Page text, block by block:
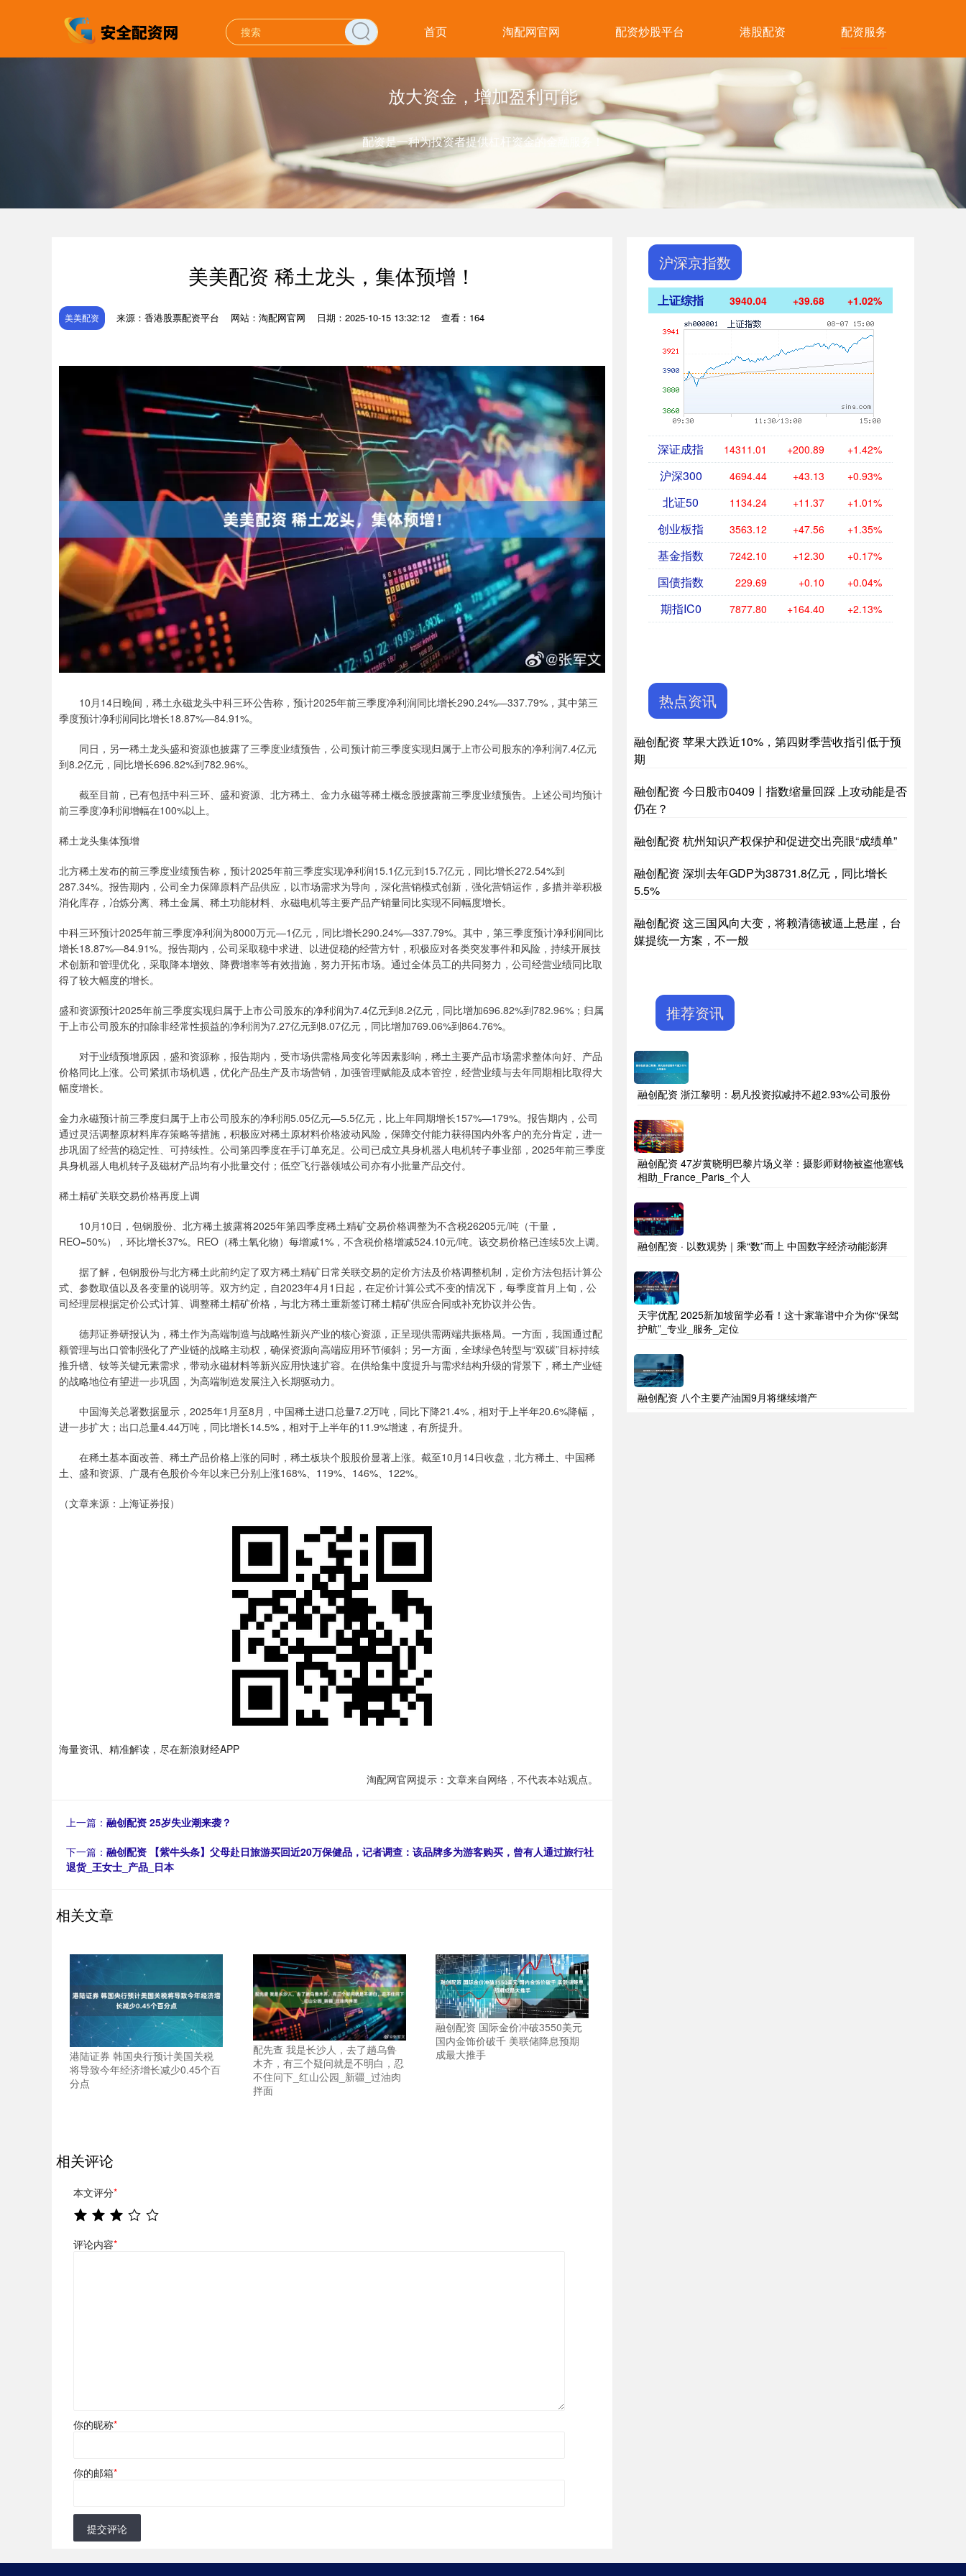
首页 淘配网官网 配资炒股平台 港股配资 配资服务
放大资金，增加盈利可能
配资是一种为投资者提供杠杆资金的金融服务！
美美配资 稀土龙头，集体预增！
美美配资 来源：香港股票配资平台 网站：淘配网官网 日期：2025-10-15 13:32:12 查看：164
10月14日晚间，稀土永磁龙头中科三环公告称，预计2025年前三季度净利润同比增长290.24%—337.79%，其中第三
季度预计净利润同比增长18.87%—84.91%。
同日，另一稀土龙头盛和资源也披露了三季度业绩预告，公司预计前三季度实现归属于上市公司股东的净利润7.4亿元
到8.2亿元，同比增长696.82%到782.96%。
截至目前，已有包括中科三环、盛和资源、北方稀土、金力永磁等稀土概念股披露前三季度业绩预告。上述公司均预计
前三季度净利润增幅在100%以上。
稀土龙头集体预增
北方稀土发布的前三季度业绩预告称，预计2025年前三季度实现净利润15.1亿元到15.7亿元，同比增长272.54%到
287.34%。报告期内，公司全力保障原料产品供应，以市场需求为导向，深化营销模式创新，强化营销运作，多措并举积极
消化库存，冶炼分离、稀土金属、稀土功能材料、永磁电机等主要产品产销量同比实现不同幅度增长。
中科三环预计2025年前三季度净利润为8000万元—1亿元，同比增长290.24%—337.79%。其中，第三季度预计净利润同比
增长18.87%—84.91%。报告期内，公司采取稳中求进、以进促稳的经营方针，积极应对各类突发事件和风险，持续开展技
术创新和管理优化，采取降本增效、降费增率等有效措施，努力开拓市场。通过全体员工的共同努力，公司经营业绩同比取
得了较大幅度的增长。
盛和资源预计2025年前三季度实现归属于上市公司股东的净利润为7.4亿元到8.2亿元，同比增加696.82%到782.96%；归属
于上市公司股东的扣除非经常性损益的净利润为7.27亿元到8.07亿元，同比增加769.06%到864.76%。
对于业绩预增原因，盛和资源称，报告期内，受市场供需格局变化等因素影响，稀土主要产品市场需求整体向好、产品
价格同比上涨。公司紧抓市场机遇，优化产品生产及市场营销，加强管理赋能及成本管控，经营业绩与去年同期相比取得大
幅度增长。
金力永磁预计前三季度归属于上市公司股东的净利润5.05亿元—5.5亿元，比上年同期增长157%—179%。报告期内，公司
通过灵活调整原材料库存策略等措施，积极应对稀土原材料价格波动风险，保障交付能力获得国内外客户的充分肯定，进一
步巩固了经营的稳定性、可持续性。公司第四季度在手订单充足。公司已成立具身机器人电机转子事业部，2025年前三季度
具身机器人电机转子及磁材产品均有小批量交付；低空飞行器领域公司亦有小批量产品交付。
稀土精矿关联交易价格再度上调
10月10日，包钢股份、北方稀土披露将2025年第四季度稀土精矿交易价格调整为不含税26205元/吨（干量，
REO=50%），环比增长37%。REO（稀土氧化物）每增减1%，不含税价格增减524.10元/吨。该交易价格已连续5次上调。
据了解，包钢股份与北方稀土此前约定了双方稀土精矿日常关联交易的定价方法及价格调整机制，定价方法包括计算公
式、参数取值以及各变量的说明等。双方约定，自2023年4月1日起，在定价计算公式不变的情况下，每季度首月上旬，公
司经理层根据定价公式计算、调整稀土精矿价格，与北方稀土重新签订稀土精矿供应合同或补充协议并公告。
德邦证券研报认为，稀土作为高端制造与战略性新兴产业的核心资源，正呈现供需两端共振格局。一方面，我国通过配
额管理与出口管制强化了产业链的战略主动权，确保资源向高端应用环节倾斜；另一方面，全球绿色转型与“双碳”目标持续
推升镨、钕等关键元素需求，带动永磁材料等新兴应用快速扩容。在供给集中度提升与需求结构升级的背景下，稀土产业链
的战略地位有望进一步巩固，为高端制造发展注入长期驱动力。
中国海关总署数据显示，2025年1月至8月，中国稀土进口总量7.2万吨，同比下降21.4%，相对于上半年20.6%降幅，
进一步扩大；出口总量4.44万吨，同比增长14.5%，相对于上半年的11.9%增速，有所提升。
在稀土基本面改善、稀土产品价格上涨的同时，稀土板块个股股价显著上涨。截至10月14日收盘，北方稀土、中国稀
土、盛和资源、广晟有色股价今年以来已分别上涨168%、119%、146%、122%。
（文章来源：上海证券报）
海量资讯、精准解读，尽在新浪财经APP
淘配网官网提示：文章来自网络，不代表本站观点。
上一篇： 融创配资 25岁失业潮来袭？
下一篇： 融创配资 【紫牛头条】父母赴日旅游买回近20万保健品，记者调查：该品牌多为游客购买，曾有人通过旅行社
退货_王女士_产品_日本
相关文章
港陆证券 韩国央行预计美国关税
将导致今年经济增长减少0.45个百
分点
配先查 我是长沙人，去了趟乌鲁
木齐，有三个疑问就是不明白，忍
不住问下_红山公园_新疆_过油肉
拌面
融创配资 国际金价冲破3550美元
国内金饰价破千 美联储降息预期
成最大推手
相关评论
本文评分*
评论内容*
你的昵称*
你的邮箱*
提交评论
沪深京指数
上证综指 3940.04 +39.68 +1.02%
深证成指 14311.01 +200.89 +1.42%
沪深300 4694.44 +43.13 +0.93%
北证50 1134.24 +11.37 +1.01%
创业板指 3563.12 +47.56 +1.35%
基金指数 7242.10 +12.30 +0.17%
国债指数 229.69 +0.10 +0.04%
期指IC0 7877.80 +164.40 +2.13%
热点资讯
融创配资 苹果大跌近10%，第四财季营收指引低于预
期
融创配资 今日股市0409丨指数缩量回踩 上攻动能是否
仍在？
融创配资 杭州知识产权保护和促进交出亮眼“成绩单”
融创配资 深圳去年GDP为38731.8亿元，同比增长
5.5%
融创配资 这三国风向大变，将赖清德被逼上悬崖，台
媒提统一方案，不一般
推荐资讯
融创配资 浙江黎明：易凡投资拟减持不超2.93%公司股份
融创配资 47岁黄晓明巴黎片场义举：摄影师财物被盗他塞钱
相助_France_Paris_个人
融创配资 · 以数观势｜乘“数”而上 中国数字经济动能澎湃
天宇优配 2025新加坡留学必看！这十家靠谱中介为你“保驾
护航”_专业_服务_定位
融创配资 八个主要产油国9月将继续增产